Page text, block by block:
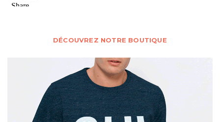
DÉCOUVREZ NOTRE BOUTIQUE